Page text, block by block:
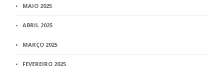
MAIO 2025
ABRIL 2025
MARÇO 2025
FEVEREIRO 2025